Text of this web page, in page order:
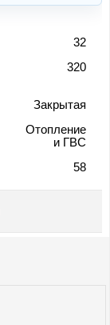
32
320
Закрытая
Отопление
и ГВС
58